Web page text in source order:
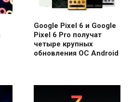
Google Pixel 6 и Google
Pixel 6 Pro получат
четыре крупных
обновления ОС Android